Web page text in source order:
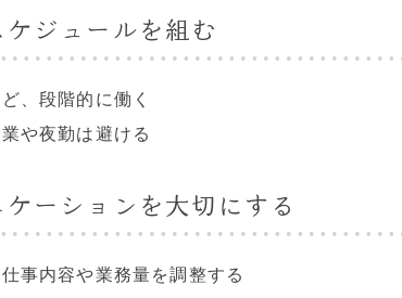
ジュールを組む
、段階的に働く
や夜勤は避ける
ーションを大切にする
事内容や業務量を調整する